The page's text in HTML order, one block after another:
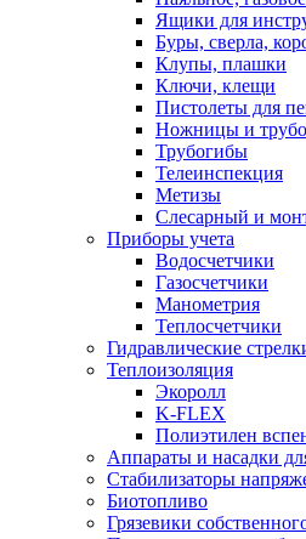
Ящики для
Буры, сверла,
Клупы, плашки
Ключи, клещи
Пистолеты для
Ножницы и
Трубогибы
Телеинспекция
Метизы
Слесарный и
Приборы учета
Водосчетчики
Газосчетчики
Манометрия
Теплосчетчики
Гидравлические
Теплоизоляция
Экоролл
K-FLEX
Полиэтилен
Аппараты и насадки
Стабилизаторы
Биотопливо
Грязевики